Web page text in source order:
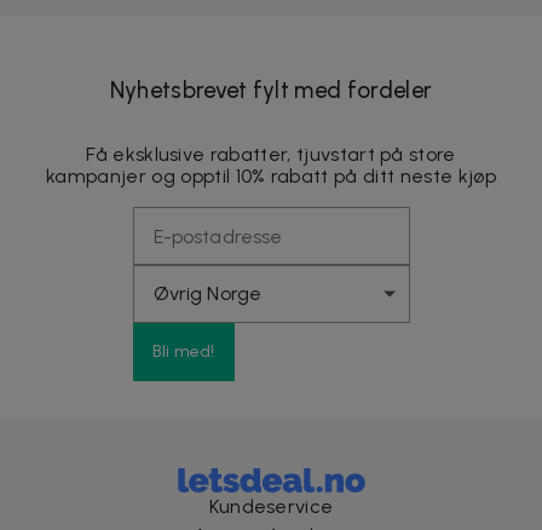
Nyhetsbrevet fylt med fordeler
Få eksklusive rabatter, tjuvstart på store
kampanjer og opptil 10% rabatt på ditt neste kjøp
Bli med!
Kundeservice